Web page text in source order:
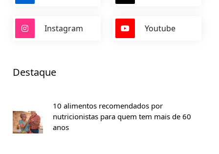
Instagram Youtube
Destaque
10 alimentos recomendados por
nutricionistas para quem tem mais de 60
anos